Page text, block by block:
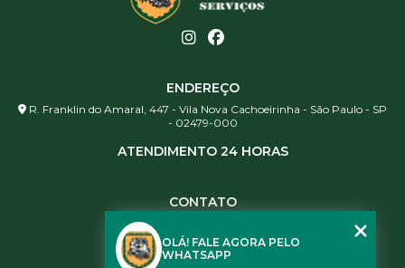
ENDEREÇO
R. Franklin do Amaral, 447 - Vila Nova Cachoeirinha - São Paulo - SP
- 02479-000
ATENDIMENTO 24 HORAS
CONTATO
(11) 3461-5871
OLÁ! FALE AGORA PELO
WHATSAPP